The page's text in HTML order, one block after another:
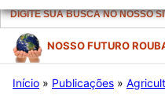
for:
Pular
para
NOSSO FUTURO
Início » Publicações »